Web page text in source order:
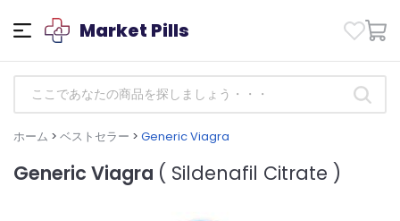
Market Pills
ホーム > ベストセラー > Generic Viagra
Generic Viagra ( Sildenafil Citrate )